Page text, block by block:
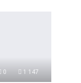
0 1 147